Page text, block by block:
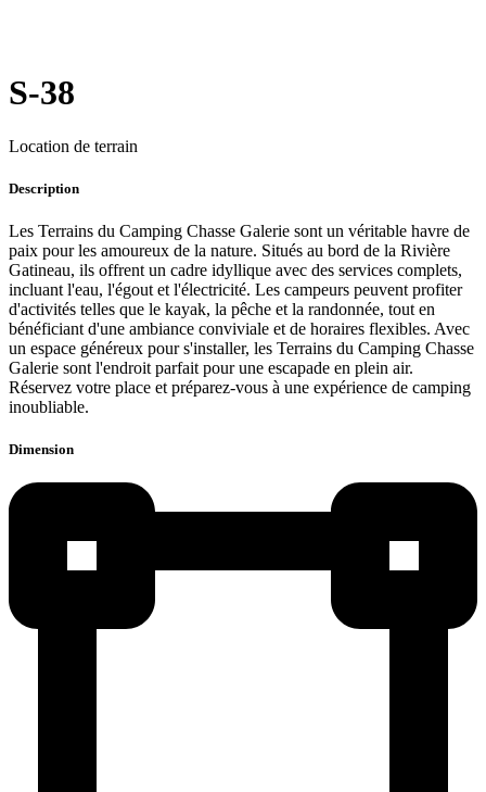
S-38
Location de terrain
Description
Les Terrains du Camping Chasse Galerie sont un véritable havre de
paix pour les amoureux de la nature. Situés au bord de la Rivière
Gatineau, ils offrent un cadre idyllique avec des services complets,
incluant l'eau, l'égout et l'électricité. Les campeurs peuvent profiter
d'activités telles que le kayak, la pêche et la randonnée, tout en
bénéficiant d'une ambiance conviviale et de horaires flexibles. Avec
un espace généreux pour s'installer, les Terrains du Camping Chasse
Galerie sont l'endroit parfait pour une escapade en plein air.
Réservez votre place et préparez-vous à une expérience de camping
inoubliable.
Dimension